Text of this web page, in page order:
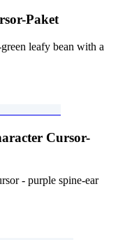
Paket
leafy bean with a
Cursor-
- purple spine-ear